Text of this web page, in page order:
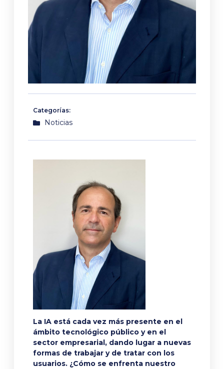
Categorías:
Noticias
La IA está cada vez más presente en el
ámbito tecnológico público y en el
sector empresarial, dando lugar a nuevas
formas de trabajar y de tratar con los
usuarios. ¿Cómo se enfrenta nuestro